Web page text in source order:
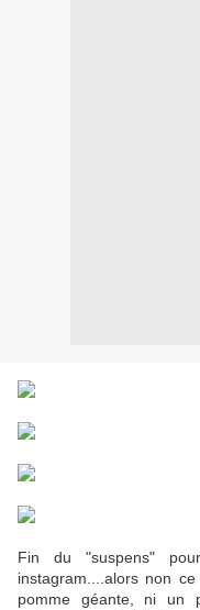
Fin du "suspens"
instagram....alors non
pomme géante, ni un